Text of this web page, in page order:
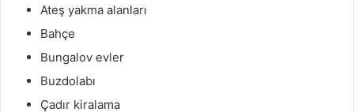
Ateş yakma alanları
Bahçe
Bungalov evler
Buzdolabı
Çadır kiralama